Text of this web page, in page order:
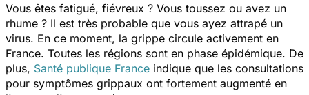
Vous êtes fatigué, fiévreux ? Vous toussez ou avez un
rhume ? Il est très probable que vous ayez attrapé un
virus. En ce moment, la grippe circule activement en
France. Toutes les régions sont en phase épidémique. De
plus, Santé publique France indique que les consultations
pour symptômes grippaux ont fortement augmenté en